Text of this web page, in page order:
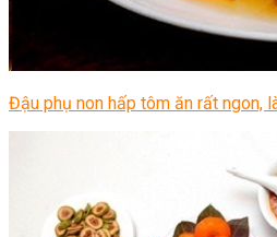
Đậu phụ non hấp tôm ăn rất ngon,